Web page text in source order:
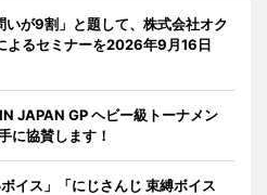
いが9割」と題して、株式会社オク
よるセミナーを2026年9月16日
JAPAN GP ヘビー級トーナメン
に協賛します！
イス」「にじさんじ 束縛ボイス